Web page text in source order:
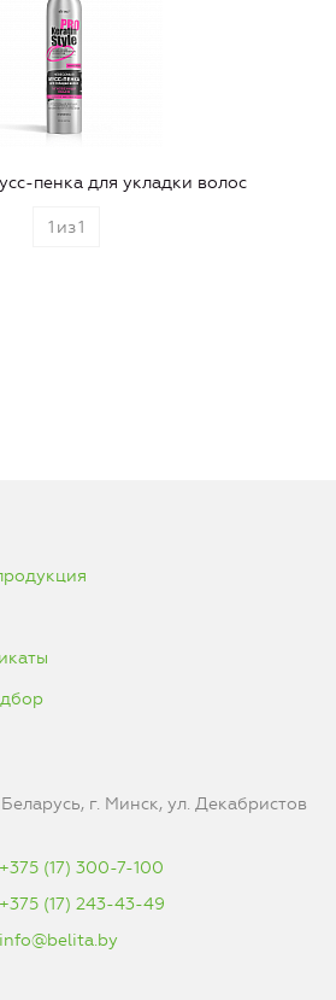
пенка для укладки волос
1 из1
г. Минск, ул. Декабристов
+375 (17) 300-7-100
+375 (17) 243-43-49
info@belita.by